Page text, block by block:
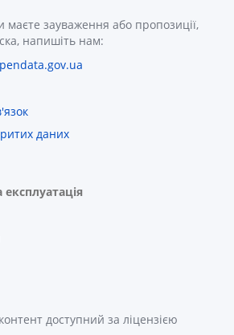
маєте зауваження або пропозиції,
напишіть нам:
даних
експлуатація
доступний за ліцензією